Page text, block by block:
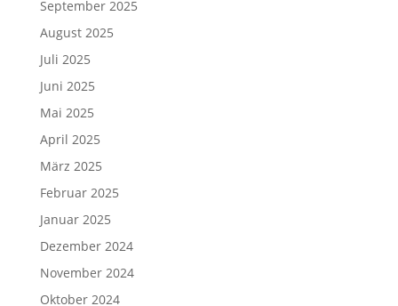
September 2025
August 2025
Juli 2025
Juni 2025
Mai 2025
April 2025
März 2025
Februar 2025
Januar 2025
Dezember 2024
November 2024
Oktober 2024